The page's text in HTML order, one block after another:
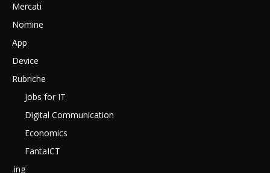
Mercati
Nomine
App
Device
Rubriche
Jobs for IT
Digital Communication
Economics
FantaICT
.ing